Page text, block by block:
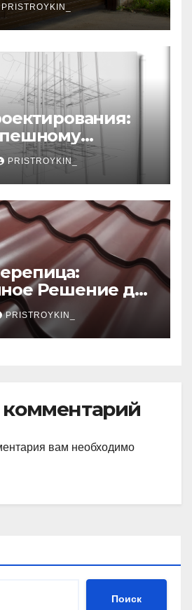
PRISTROYKIN_
Ваших Идей
PRISTROYKIN_
Решение для
PRISTROYKIN_
вам необходимо
Поиск